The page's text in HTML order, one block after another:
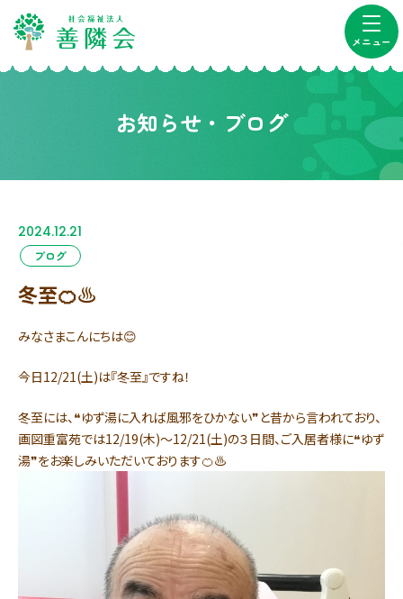
メニュー
お知らせ・ブログ
2024.12.21
ブログ
冬至🍊♨️
みなさまこんにちは😊
今日12/21(土)は『冬至』ですね！
冬至には、❝ゆず湯に入れば風邪をひかない❞と昔から言われており、
画図重富苑では12/19(木)～12/21(土)の３日間、ご入居者様に❝ゆず
湯❞をお楽しみいただいております🍊♨️